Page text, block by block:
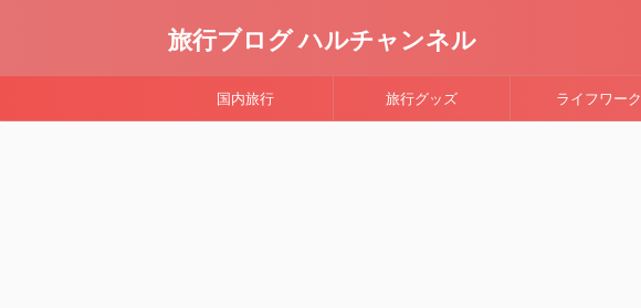
旅行ブログ ハルチャンネル
国内旅行 旅行グッズ ライフワーク